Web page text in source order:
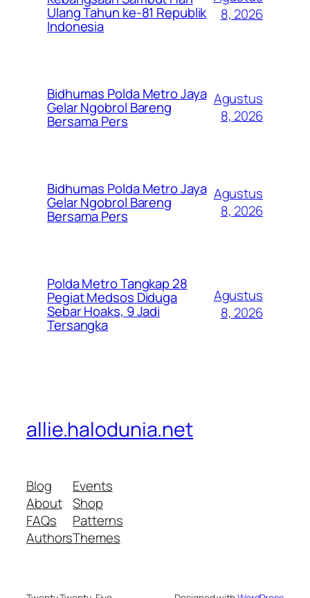
Ulang Tahun ke-81 Republik
Indonesia
8, 2026
Bidhumas Polda Metro Jaya
Gelar Ngobrol Bareng
Bersama Pers
Agustus
8, 2026
Bidhumas Polda Metro Jaya
Gelar Ngobrol Bareng
Bersama Pers
Agustus
8, 2026
Polda Metro Tangkap 28
Pegiat Medsos Diduga
Sebar Hoaks, 9 Jadi
Tersangka
Agustus
8, 2026
allie.halodunia.net
Blog
About
FAQs
Authors
Events
Shop
Patterns
Themes